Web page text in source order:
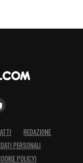
REDAZIONE
PERSONALI
POLICY)